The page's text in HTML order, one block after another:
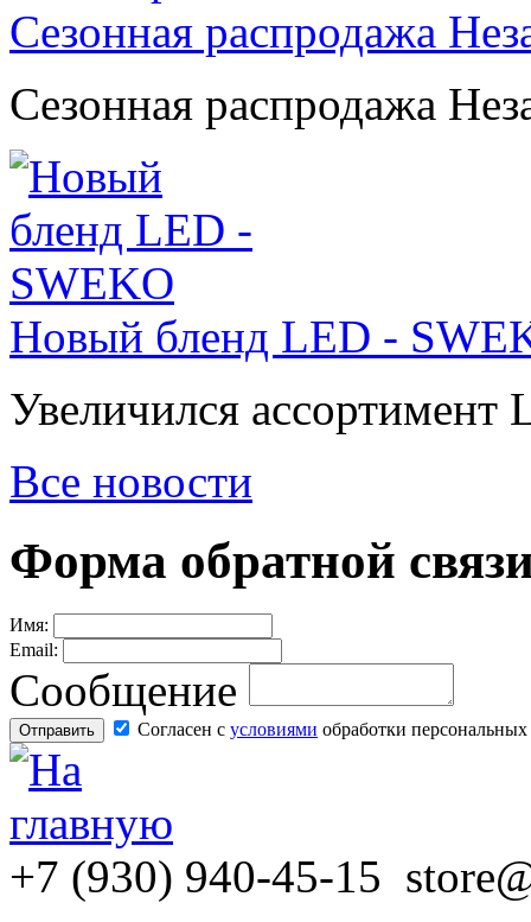
Сезонная распродажа
Сезонная распродажа
Новый бленд LED -
Увеличился ассортимент
Все новости
Форма обратной
Имя:
Email:
Сообщение
Согласен с условиями обработки
+7 (930) 940-45-15